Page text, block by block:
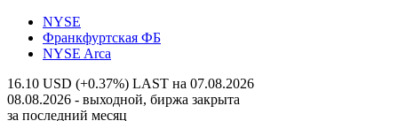
NYSE
Франкфуртская ФБ
NYSE Arca
16.10 USD (+0.37%) LAST на 07.08.2026
08.08.2026 - выходной, биржа закрыта
за последний месяц